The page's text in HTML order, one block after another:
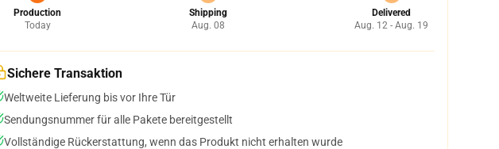
Production
Today
Shipping
Aug. 08
Delivered
Aug. 12 - Aug. 19
Sichere Transaktion
Weltweite Lieferung bis vor Ihre Tür
Sendungsnummer für alle Pakete bereitgestellt
Vollständige Rückerstattung, wenn das Produkt nicht erhalten wurde